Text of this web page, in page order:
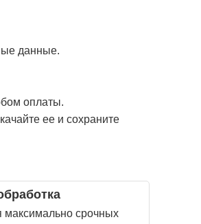
данные.
оплаты.
ее и сохраните
максимально срочных